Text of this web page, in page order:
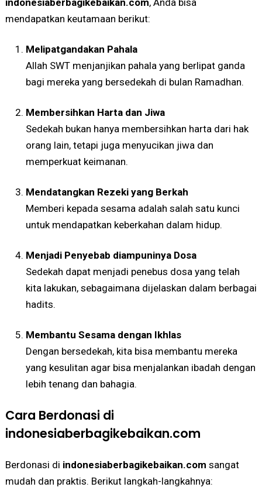
indonesiaberbagikebaikan.com, Anda bisa
mendapatkan keutamaan berikut:
Melipatgandakan Pahala
Allah SWT menjanjikan pahala yang berlipat ganda
bagi mereka yang bersedekah di bulan Ramadhan.
Membersihkan Harta dan Jiwa
Sedekah bukan hanya membersihkan harta dari hak
orang lain, tetapi juga menyucikan jiwa dan
memperkuat keimanan.
Mendatangkan Rezeki yang Berkah
Memberi kepada sesama adalah salah satu kunci
untuk mendapatkan keberkahan dalam hidup.
Menjadi Penyebab diampuninya Dosa
Sedekah dapat menjadi penebus dosa yang telah
kita lakukan, sebagaimana dijelaskan dalam berbagai
hadits.
Membantu Sesama dengan Ikhlas
Dengan bersedekah, kita bisa membantu mereka
yang kesulitan agar bisa menjalankan ibadah dengan
lebih tenang dan bahagia.
Cara Berdonasi di
indonesiaberbagikebaikan.com
Berdonasi di indonesiaberbagikebaikan.com sangat
mudah dan praktis. Berikut langkah-langkahnya: